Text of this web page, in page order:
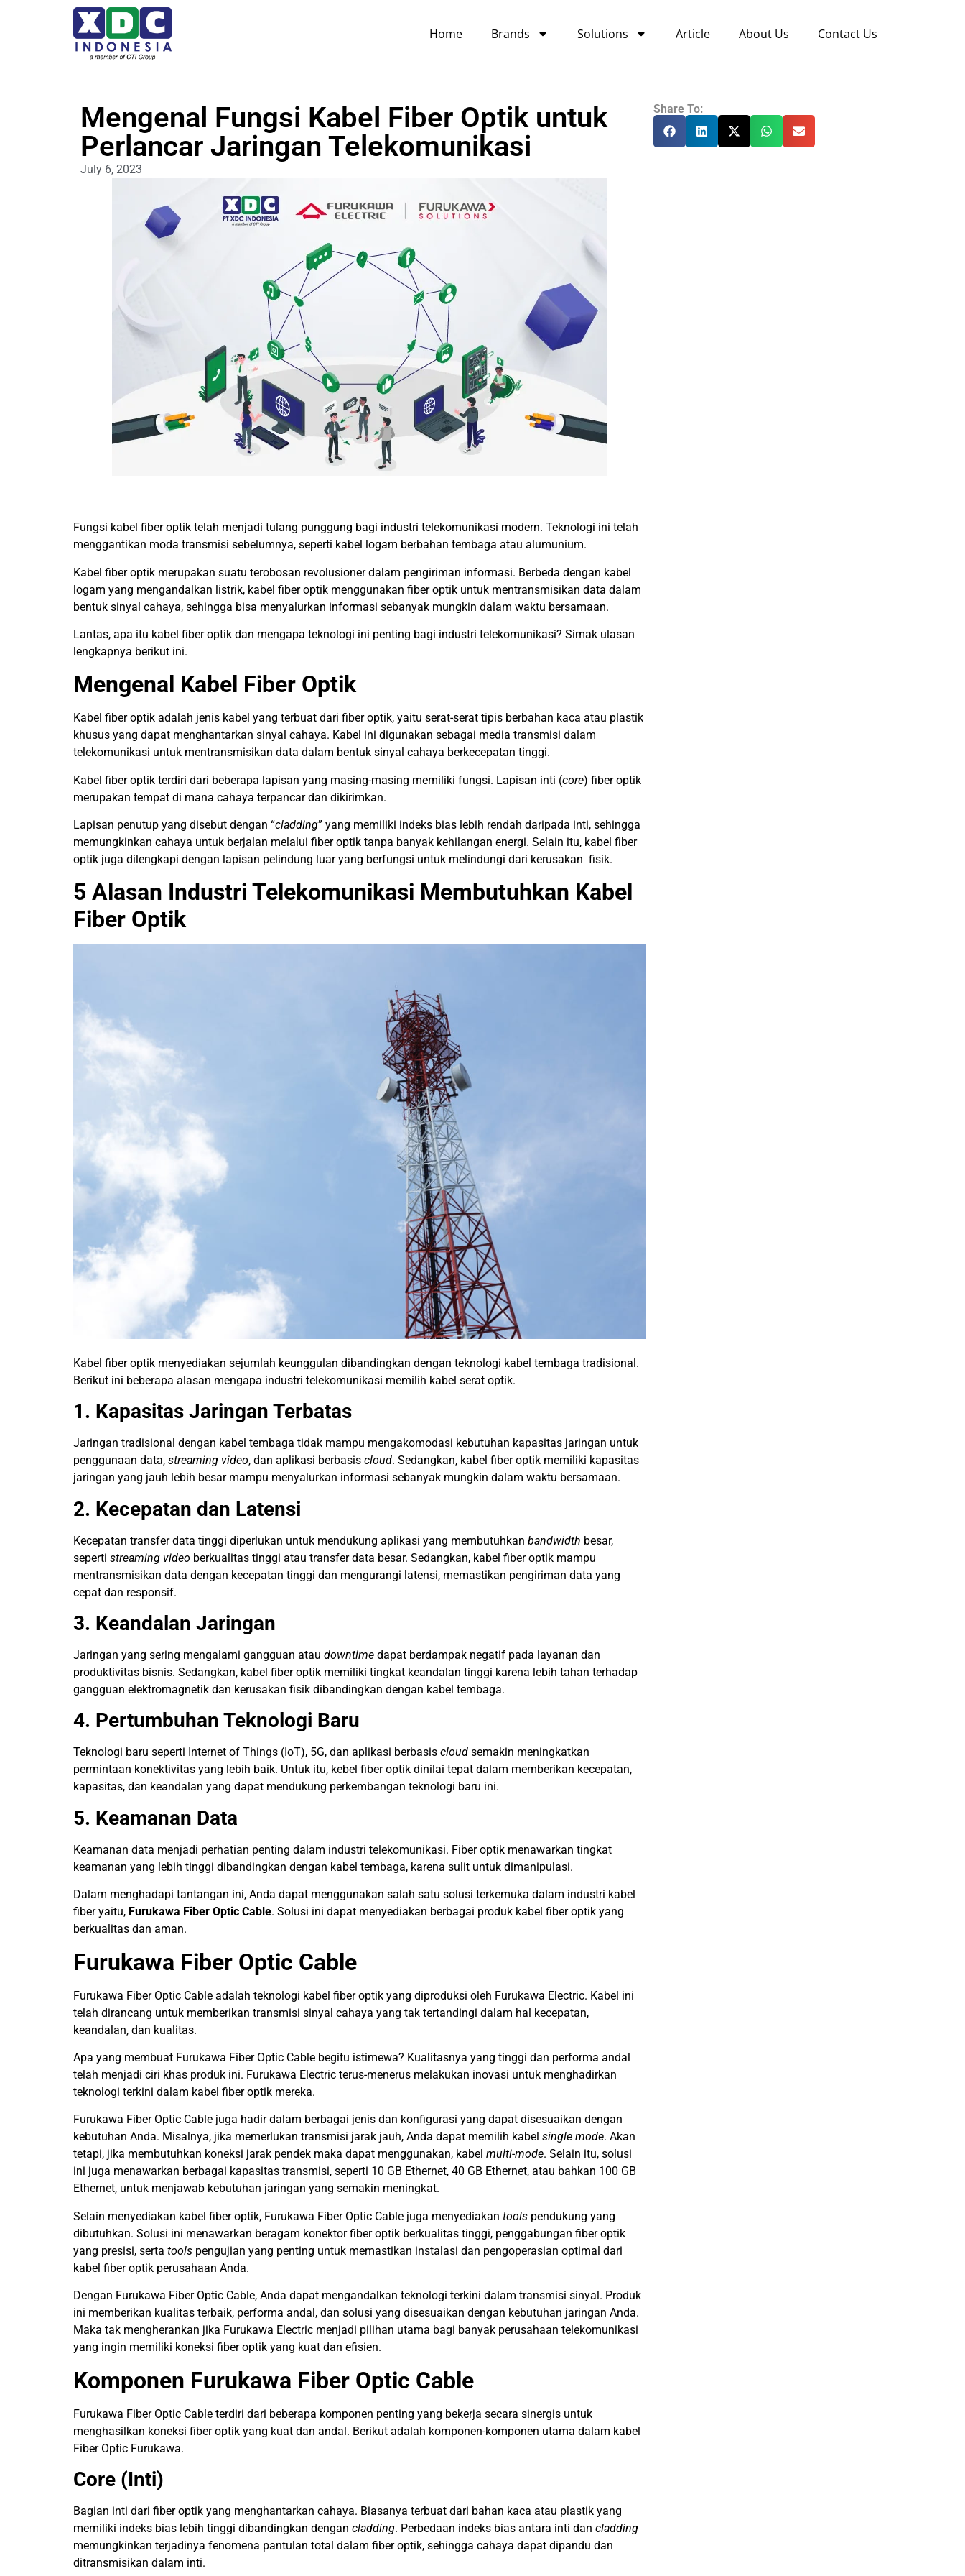
Home Brands Solutions Article About Us Contact Us
Mengenal Fungsi Kabel Fiber Optik untuk
Perlancar Jaringan Telekomunikasi
July 6, 2023
Share To:
Fungsi kabel fiber optik telah menjadi tulang punggung bagi industri telekomunikasi modern. Teknologi ini telah
menggantikan moda transmisi sebelumnya, seperti kabel logam berbahan tembaga atau alumunium.
Kabel fiber optik merupakan suatu terobosan revolusioner dalam pengiriman informasi. Berbeda dengan kabel
logam yang mengandalkan listrik, kabel fiber optik menggunakan fiber optik untuk mentransmisikan data dalam
bentuk sinyal cahaya, sehingga bisa menyalurkan informasi sebanyak mungkin dalam waktu bersamaan.
Lantas, apa itu kabel fiber optik dan mengapa teknologi ini penting bagi industri telekomunikasi? Simak ulasan
lengkapnya berikut ini.
Mengenal Kabel Fiber Optik
Kabel fiber optik adalah jenis kabel yang terbuat dari fiber optik, yaitu serat-serat tipis berbahan kaca atau plastik
khusus yang dapat menghantarkan sinyal cahaya. Kabel ini digunakan sebagai media transmisi dalam
telekomunikasi untuk mentransmisikan data dalam bentuk sinyal cahaya berkecepatan tinggi.
Kabel fiber optik terdiri dari beberapa lapisan yang masing-masing memiliki fungsi. Lapisan inti (core) fiber optik
merupakan tempat di mana cahaya terpancar dan dikirimkan.
Lapisan penutup yang disebut dengan “cladding” yang memiliki indeks bias lebih rendah daripada inti, sehingga
memungkinkan cahaya untuk berjalan melalui fiber optik tanpa banyak kehilangan energi. Selain itu, kabel fiber
optik juga dilengkapi dengan lapisan pelindung luar yang berfungsi untuk melindungi dari kerusakan fisik.
5 Alasan Industri Telekomunikasi Membutuhkan Kabel
Fiber Optik
Kabel fiber optik menyediakan sejumlah keunggulan dibandingkan dengan teknologi kabel tembaga tradisional.
Berikut ini beberapa alasan mengapa industri telekomunikasi memilih kabel serat optik.
1. Kapasitas Jaringan Terbatas
Jaringan tradisional dengan kabel tembaga tidak mampu mengakomodasi kebutuhan kapasitas jaringan untuk
penggunaan data, streaming video, dan aplikasi berbasis cloud. Sedangkan, kabel fiber optik memiliki kapasitas
jaringan yang jauh lebih besar mampu menyalurkan informasi sebanyak mungkin dalam waktu bersamaan.
2. Kecepatan dan Latensi
Kecepatan transfer data tinggi diperlukan untuk mendukung aplikasi yang membutuhkan bandwidth besar,
seperti streaming video berkualitas tinggi atau transfer data besar. Sedangkan, kabel fiber optik mampu
mentransmisikan data dengan kecepatan tinggi dan mengurangi latensi, memastikan pengiriman data yang
cepat dan responsif.
3. Keandalan Jaringan
Jaringan yang sering mengalami gangguan atau downtime dapat berdampak negatif pada layanan dan
produktivitas bisnis. Sedangkan, kabel fiber optik memiliki tingkat keandalan tinggi karena lebih tahan terhadap
gangguan elektromagnetik dan kerusakan fisik dibandingkan dengan kabel tembaga.
4. Pertumbuhan Teknologi Baru
Teknologi baru seperti Internet of Things (IoT), 5G, dan aplikasi berbasis cloud semakin meningkatkan
permintaan konektivitas yang lebih baik. Untuk itu, kebel fiber optik dinilai tepat dalam memberikan kecepatan,
kapasitas, dan keandalan yang dapat mendukung perkembangan teknologi baru ini.
5. Keamanan Data
Keamanan data menjadi perhatian penting dalam industri telekomunikasi. Fiber optik menawarkan tingkat
keamanan yang lebih tinggi dibandingkan dengan kabel tembaga, karena sulit untuk dimanipulasi.
Dalam menghadapi tantangan ini, Anda dapat menggunakan salah satu solusi terkemuka dalam industri kabel
fiber yaitu, Furukawa Fiber Optic Cable. Solusi ini dapat menyediakan berbagai produk kabel fiber optik yang
berkualitas dan aman.
Furukawa Fiber Optic Cable
Furukawa Fiber Optic Cable adalah teknologi kabel fiber optik yang diproduksi oleh Furukawa Electric. Kabel ini
telah dirancang untuk memberikan transmisi sinyal cahaya yang tak tertandingi dalam hal kecepatan,
keandalan, dan kualitas.
Apa yang membuat Furukawa Fiber Optic Cable begitu istimewa? Kualitasnya yang tinggi dan performa andal
telah menjadi ciri khas produk ini. Furukawa Electric terus-menerus melakukan inovasi untuk menghadirkan
teknologi terkini dalam kabel fiber optik mereka.
Furukawa Fiber Optic Cable juga hadir dalam berbagai jenis dan konfigurasi yang dapat disesuaikan dengan
kebutuhan Anda. Misalnya, jika memerlukan transmisi jarak jauh, Anda dapat memilih kabel single mode. Akan
tetapi, jika membutuhkan koneksi jarak pendek maka dapat menggunakan, kabel multi-mode. Selain itu, solusi
ini juga menawarkan berbagai kapasitas transmisi, seperti 10 GB Ethernet, 40 GB Ethernet, atau bahkan 100 GB
Ethernet, untuk menjawab kebutuhan jaringan yang semakin meningkat.
Selain menyediakan kabel fiber optik, Furukawa Fiber Optic Cable juga menyediakan tools pendukung yang
dibutuhkan. Solusi ini menawarkan beragam konektor fiber optik berkualitas tinggi, penggabungan fiber optik
yang presisi, serta tools pengujian yang penting untuk memastikan instalasi dan pengoperasian optimal dari
kabel fiber optik perusahaan Anda.
Dengan Furukawa Fiber Optic Cable, Anda dapat mengandalkan teknologi terkini dalam transmisi sinyal. Produk
ini memberikan kualitas terbaik, performa andal, dan solusi yang disesuaikan dengan kebutuhan jaringan Anda.
Maka tak mengherankan jika Furukawa Electric menjadi pilihan utama bagi banyak perusahaan telekomunikasi
yang ingin memiliki koneksi fiber optik yang kuat dan efisien.
Komponen Furukawa Fiber Optic Cable
Furukawa Fiber Optic Cable terdiri dari beberapa komponen penting yang bekerja secara sinergis untuk
menghasilkan koneksi fiber optik yang kuat dan andal. Berikut adalah komponen-komponen utama dalam kabel
Fiber Optic Furukawa.
Core (Inti)
Bagian inti dari fiber optik yang menghantarkan cahaya. Biasanya terbuat dari bahan kaca atau plastik yang
memiliki indeks bias lebih tinggi dibandingkan dengan cladding. Perbedaan indeks bias antara inti dan cladding
memungkinkan terjadinya fenomena pantulan total dalam fiber optik, sehingga cahaya dapat dipandu dan
ditransmisikan dalam inti.